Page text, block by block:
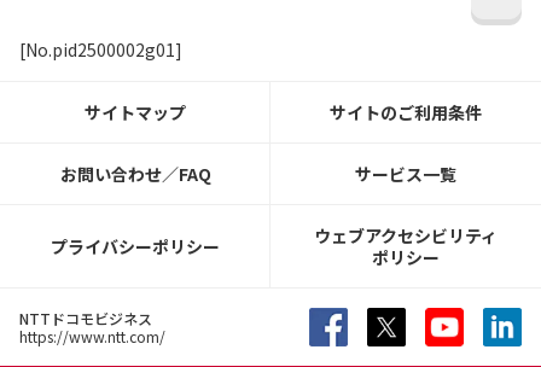
[No.pid2500002g01]
サイトマップ サイトのご利用条件
お問い合わせ／FAQ サービス一覧
プライバシーポリシー
ウェブアクセシビリティ
ポリシー
NTTドコモビジネス
https://www.ntt.com/